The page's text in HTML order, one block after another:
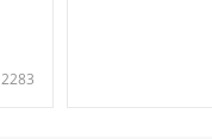
2283